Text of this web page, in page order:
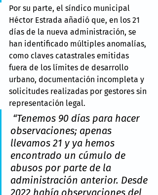
Por su parte, el síndico municipal
Héctor Estrada añadió que, en los 21
días de la nueva administración, se
han identificado múltiples anomalías,
como claves catastrales emitidas
fuera de los límites de desarrollo
urbano, documentación incompleta y
solicitudes realizadas por gestores sin
representación legal.
observaciones; apenas
llevamos 21 y ya hemos
encontrado un cúmulo de
abusos por parte de la
administración anterior. Desde